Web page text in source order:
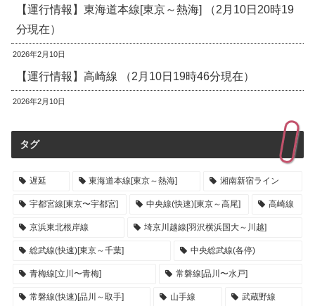
【運行情報】東海道本線[東京～熱海] （2月10日20時19
分現在）
2026年2月10日
【運行情報】高崎線 （2月10日19時46分現在）
2026年2月10日
タグ
遅延 東海道本線[東京～熱海] 湘南新宿ライン
宇都宮線[東京〜宇都宮] 中央線(快速)[東京～高尾] 高崎線
京浜東北根岸線 埼京川越線[羽沢横浜国大～川越]
総武線(快速)[東京～千葉] 中央総武線(各停)
青梅線[立川〜青梅] 常磐線[品川〜水戸]
常磐線(快速)[品川～取手] 山手線 武蔵野線